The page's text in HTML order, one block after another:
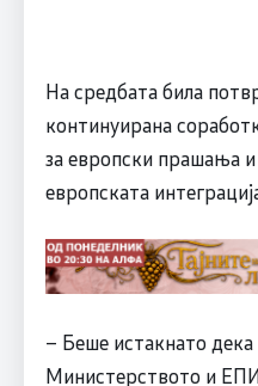
На средбата била
континуирана
за европски прашања
европската
– Беше истакнато
Министерството и